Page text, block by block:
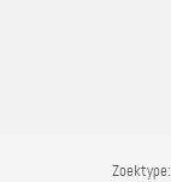
Zoektype: